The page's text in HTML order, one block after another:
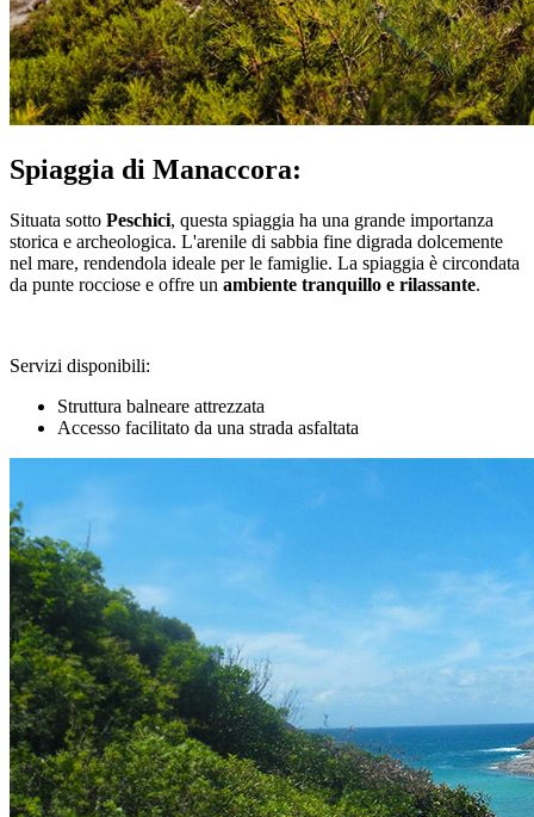
Spiaggia di Manaccora:
Situata sotto Peschici, questa spiaggia ha una grande importanza
storica e archeologica. L'arenile di sabbia fine digrada dolcemente
nel mare, rendendola ideale per le famiglie. La spiaggia è circondata
da punte rocciose e offre un ambiente tranquillo e rilassante.
Servizi disponibili:
Struttura balneare attrezzata
Accesso facilitato da una strada asfaltata